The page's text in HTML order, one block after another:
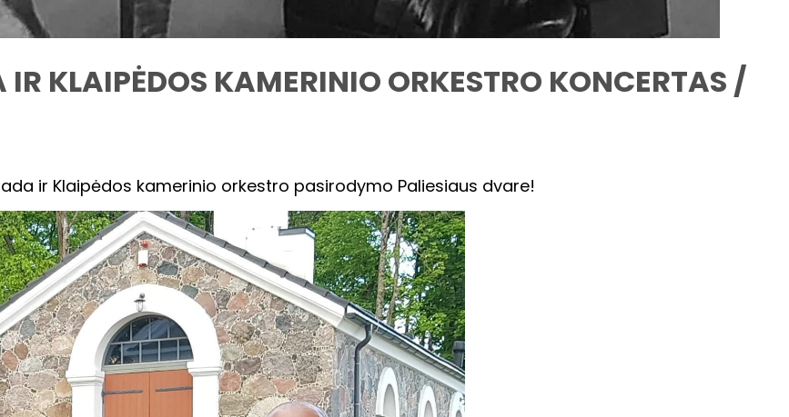
KLAIPĖDOS KAMERINIO ORKESTRO KONCERTAS /
ir Klaipėdos kamerinio orkestro pasirodymo Paliesiaus dvare!